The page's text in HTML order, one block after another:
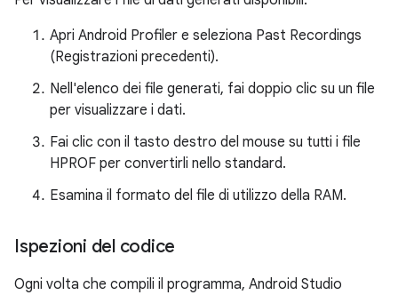
Apri Android Profiler e seleziona Past Recordings
(Registrazioni precedenti).
Nell'elenco dei file generati, fai doppio clic su un file
per visualizzare i dati.
Fai clic con il tasto destro del mouse su tutti i file
HPROF per convertirli nello standard.
Esamina il formato del file di utilizzo della RAM.
Ispezioni del codice
Ogni volta che compili il programma, Android Studio